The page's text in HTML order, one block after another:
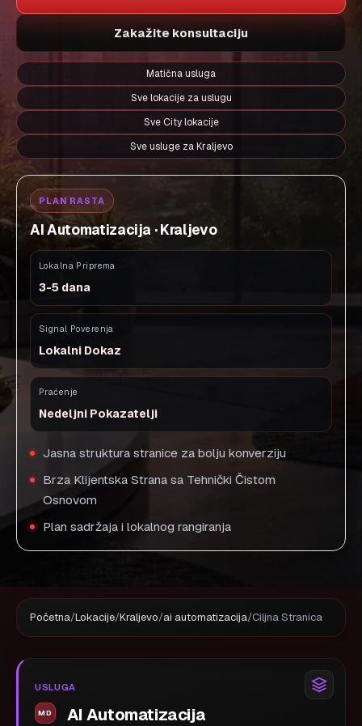
Zakažite konsultaciju
Matična usluga
Sve lokacije za uslugu
Sve City lokacije
Sve usluge za Kraljevo
PLAN RASTA
AI Automatizacija · Kraljevo
Lokalna Priprema
3-5 dana
Signal Poverenja
Lokalni Dokaz
Praćenje
Nedeljni Pokazatelji
Jasna struktura stranice za bolju konverziju
Brza Klijentska Strana sa Tehnički Čistom
Osnovom
Plan sadržaja i lokalnog rangiranja
Početna/Lokacije/Kraljevo/ai automatizacija/Ciljna Stranica
USLUGA
AI Automatizacija